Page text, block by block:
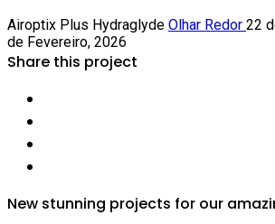
Airoptix Plus Hydraglyde Olhar Redor 22
de Fevereiro, 2026
Share this project
New stunning projects for our